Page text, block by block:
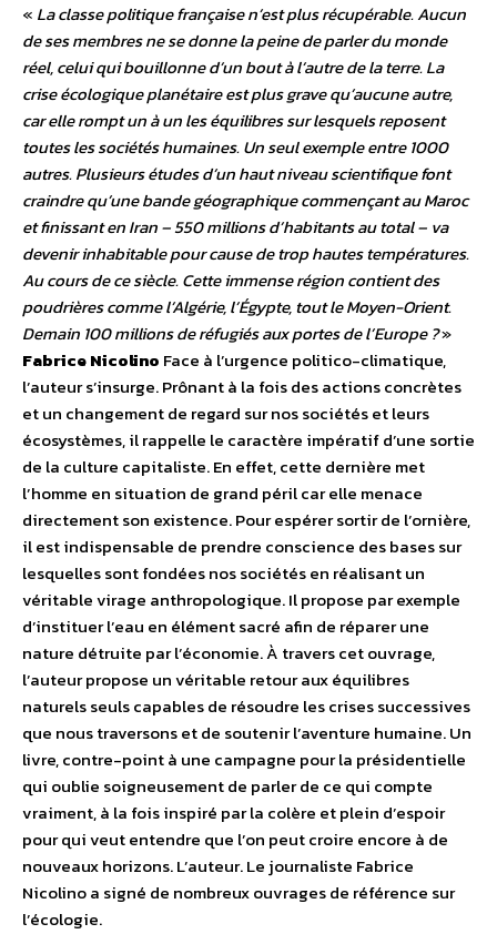
« La classe politique française n’est plus récupérable. Aucun
de ses membres ne se donne la peine de parler du monde
réel, celui qui bouillonne d’un bout à l’autre de la terre. La
crise écologique planétaire est plus grave qu’aucune autre,
car elle rompt un à un les équilibres sur lesquels reposent
toutes les sociétés humaines. Un seul exemple entre 1000
autres. Plusieurs études d’un haut niveau scientifique font
craindre qu’une bande géographique commençant au Maroc
et finissant en Iran – 550 millions d’habitants au total – va
devenir inhabitable pour cause de trop hautes températures.
Au cours de ce siècle. Cette immense région contient des
poudrières comme l’Algérie, l’Égypte, tout le Moyen-Orient.
Demain 100 millions de réfugiés aux portes de l’Europe ?»
Fabrice Nicolino Face à l’urgence politico-climatique,
l’auteur s’insurge. Prônant à la fois des actions concrètes
et un changement de regard sur nos sociétés et leurs
écosystèmes, il rappelle le caractère impératif d’une sortie
de la culture capitaliste. En effet, cette dernière met
l’homme en situation de grand péril car elle menace
directement son existence. Pour espérer sortir de l’ornière,
il est indispensable de prendre conscience des bases sur
lesquelles sont fondées nos sociétés en réalisant un
véritable virage anthropologique. Il propose par exemple
d’instituer l’eau en élément sacré afin de réparer une
nature détruite par l’économie. À travers cet ouvrage,
l’auteur propose un véritable retour aux équilibres
naturels seuls capables de résoudre les crises successives
que nous traversons et de soutenir l’aventure humaine. Un
livre, contre-point à une campagne pour la présidentielle
qui oublie soigneusement de parler de ce qui compte
vraiment, à la fois inspiré par la colère et plein d’espoir
pour qui veut entendre que l’on peut croire encore à de
nouveaux horizons. L’auteur. Le journaliste Fabrice
Nicolino a signé de nombreux ouvrages de référence sur
l’écologie.